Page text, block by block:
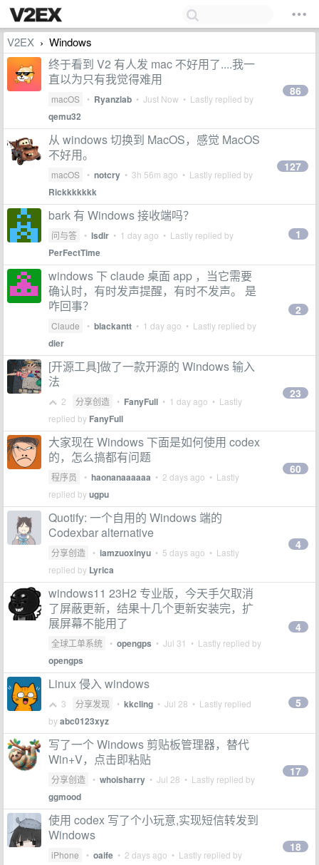
V2EX › Windows
终于看到 V2 有人发 mac 不好用了....我一
直以为只有我觉得难用
macOS • Ryanzlab • Just Now • Lastly replied by
qemu32
86
从 windows 切换到 MacOS，感觉 MacOS
不好用。
macOS • notcry • 3h 56m ago • Lastly replied by
Rickkkkkkk
127
bark 有 Windows 接收端吗？
问与答 • lsdir • 1 day ago • Lastly replied by
PerFectTime
1
windows 下 claude 桌面 app ，当它需要
确认时，有时发声提醒，有时不发声。 是
咋回事？
Claude • blackantt • 1 day ago • Lastly replied by
dier
2
[开源工具]做了一款开源的 Windows 输入
法
2 分享创造 • FanyFull • 1 day ago • Lastly
replied by FanyFull
23
大家现在 Windows 下面是如何使用 codex
的，怎么搞都有问题
程序员 • haonanaaaaaa • 2 days ago • Lastly
replied byugpu
60
Quotify: 一个自用的 Windows 端的
Codexbar alternative
分享创造 • iamzuoxinyu • 5 days ago • Lastly
replied by Lyrica
4
windows11 23H2 专业版，今天手欠取消
了屏蔽更新，结果十几个更新安装完，扩
展屏幕不能用了
全球工单系统 • opengps • Jul 31 • Lastly replied by
opengps
4
Linux 侵入 windows
3 分享发现 • kkcling • Jul 28 • Lastly replied
byabc0123xyz
5
写了一个 Windows 剪贴板管理器，替代
Win+V，点击即粘贴
分享创造 • whoisharry • Jul 28 • Lastly replied by
ggmood
17
使用 codex 写了个小玩意,实现短信转发到
Windows
iPhone • oaife • 2 days ago • Lastly replied by
18